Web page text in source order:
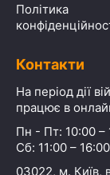
Політика
Контакти
На період дії
працює в
Пн - Пт: 10:00 –
Сб: 11:00 – 16:00
03022, м. Київ,